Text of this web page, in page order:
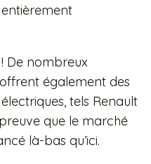
De nombreux
également des
tels Renault
que le marché
là-bas qu’ici.